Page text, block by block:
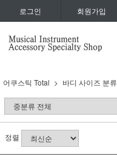
로그인 회원가입
어쿠스틱 Total 바디 사이즈 분류
정렬